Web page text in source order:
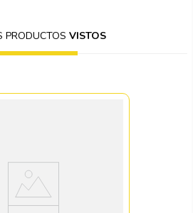
PRODUCTOS VISTOS